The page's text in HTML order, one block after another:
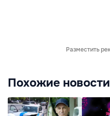
Разместить
Похожие новости